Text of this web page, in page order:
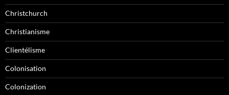
Christchurch
Christianisme
Clientélisme
Colonisation
Colonization